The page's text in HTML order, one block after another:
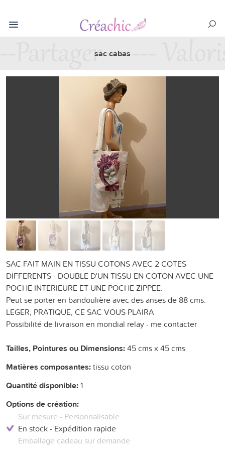
sac cabas
SAC FAIT MAIN EN TISSU COTONS AVEC 2 COTES
DIFFERENTS - DOUBLE D'UN TISSU EN COTON AVEC UNE
POCHE INTERIEURE ET UNE POCHE ZIPPEE.
Peut se porter en bandoulière avec des anses de 88 cms.
LEGER, PRATIQUE, CE SAC VOUS PLAIRA
Possibilité de livraison en mondial relay - me contacter
Tailles, Pointures ou Dimensions:45 cms x 45 cms
Matières composantes:tissu coton
Quantité disponible:1
Options de création:
Sur mesure - Personnalisable
En stock - Expédition rapide
Emballage cadeau sur demande